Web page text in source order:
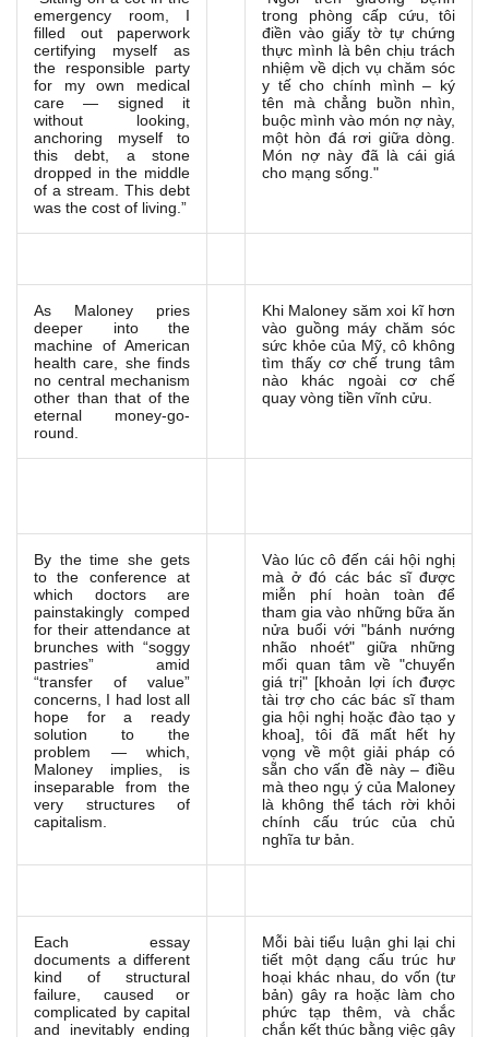
emergency room, I
filled out paperwork
certifying myself as
the responsible party
for my own medical
care — signed it
without looking,
anchoring myself to
this debt, a stone
dropped in the middle
of a stream. This debt
was the cost of living.”
trong phòng cấp cứu, tôi
điền vào giấy tờ tự chứng
thực mình là bên chịu trách
nhiệm về dịch vụ chăm sóc
y tế cho chính mình – ký
tên mà chẳng buồn nhìn,
buộc mình vào món nợ này,
một hòn đá rơi giữa dòng.
Món nợ này đã là cái giá
cho mạng sống."
As Maloney pries
deeper into the
machine of American
health care, she finds
no central mechanism
other than that of the
eternal money-go-
round.
Khi Maloney săm xoi kĩ hơn
vào guồng máy chăm sóc
sức khỏe của Mỹ, cô không
tìm thấy cơ chế trung tâm
nào khác ngoài cơ chế
quay vòng tiền vĩnh cửu.
By the time she gets
to the conference at
which doctors are
painstakingly comped
for their attendance at
brunches with “soggy
pastries” amid
“transfer of value”
concerns, I had lost all
hope for a ready
solution to the
problem — which,
Maloney implies, is
inseparable from the
very structures of
capitalism.
Vào lúc cô đến cái hội nghị
mà ở đó các bác sĩ được
miễn phí hoàn toàn để
tham gia vào những bữa ăn
nửa buổi với "bánh nướng
nhão nhoét" giữa những
mối quan tâm về "chuyển
giá trị" [khoản lợi ích được
tài trợ cho các bác sĩ tham
gia hội nghị hoặc đào tạo y
khoa], tôi đã mất hết hy
vọng về một giải pháp có
sẵn cho vấn đề này – điều
mà theo ngụ ý của Maloney
là không thể tách rời khỏi
chính cấu trúc của chủ
nghĩa tư bản.
Each essay
documents a different
kind of structural
failure, caused or
complicated by capital
and inevitably ending
Mỗi bài tiểu luận ghi lại chi
tiết một dạng cấu trúc hư
hoại khác nhau, do vốn (tư
bản) gây ra hoặc làm cho
phức tạp thêm, và chắc
chắn kết thúc bằng việc gây